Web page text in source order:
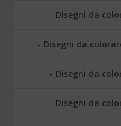
Disegni da
Disegni da
Disegni da
Disegni da